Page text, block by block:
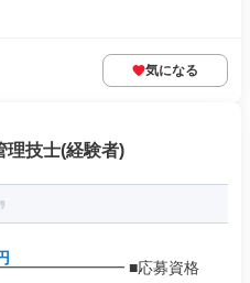
気になる
技士(経験者)
■応募資格